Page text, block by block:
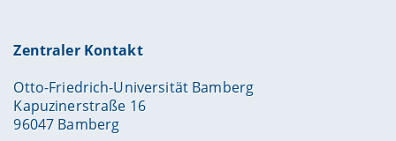
>>>Studienverlaufspläne zum Download
Zentraler Kontakt
Otto-Friedrich-Universität Bamberg
Kapuzinerstraße 16
96047 Bamberg